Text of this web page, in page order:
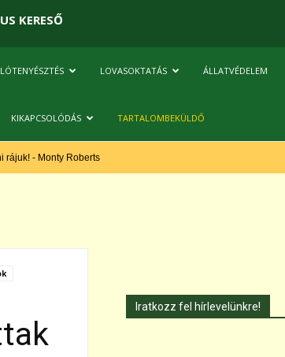
KERESŐ
LÓTENYÉSZTÉS LOVASOKTATÁS ÁLLATVÉDELEM
KIKAPCSOLÓDÁS TARTALOMBEKÜLDŐ
rájuk! - Monty Roberts
Iratkozz fel hírlevelünkre!